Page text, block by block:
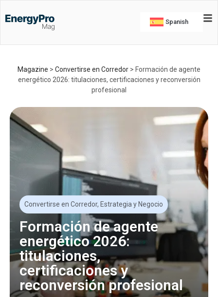
Spanish
Magazine > Convertirse en Corredor > Formación de agente
energético 2026: titulaciones, certificaciones y reconversión
profesional
Convertirse en Corredor, Estrategia y Negocio
Formación de agente
energético 2026:
titulaciones,
certificaciones y
reconversión profesional